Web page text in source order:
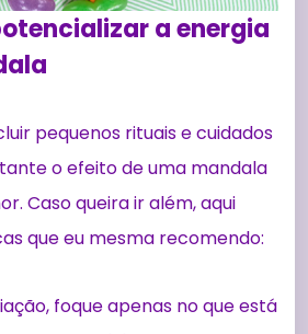
a energia
pequenos rituais e cuidados
o efeito de uma mandala
Caso queira ir além, aqui
que eu mesma recomendo:
foque apenas no que está